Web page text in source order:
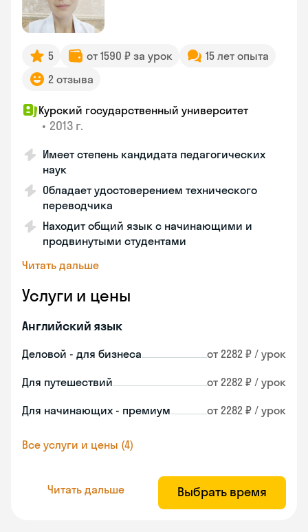
5 от 1590 ₽ за урок
15 лет опыта
2 отзыва
Курский государственный университет
• 2013 г.
Имеет степень кандидата педагогических
наук
Обладает удостоверением технического
переводчика
Находит общий язык с начинающими и
продвинутыми студентами
Читать дальше
Услуги и цены
Английский язык
Деловой - для бизнеса от 2282 ₽ / урок
Для путешествий от 2282 ₽ / урок
Для начинающих - премиум от 2282 ₽ / урок
Все услуги и цены (4)
Читать дальше Выбрать время